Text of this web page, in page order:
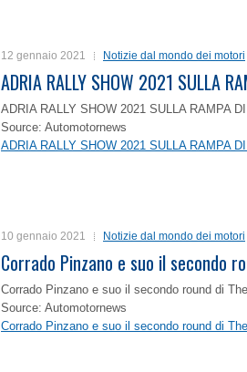
12 gennaio 2021 Notizie dal mondo dei motori
ADRIA RALLY SHOW 2021 SULLA
ADRIA RALLY SHOW 2021 SULLA RAMPA
Source: Automotornews
ADRIA RALLY SHOW 2021 SULLA RAMPA
10 gennaio 2021 Notizie dal mondo dei motori
Corrado Pinzano e suo il secondo
Corrado Pinzano e suo il secondo round di
Source: Automotornews
Corrado Pinzano e suo il secondo round di